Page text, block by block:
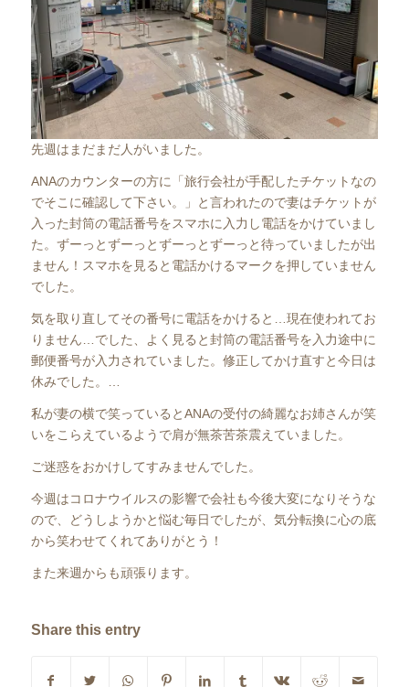
先週はまだまだ人がいました。
ANAのカウンターの方に「旅行会社が手配したチケットなの
でそこに確認して下さい。」と言われたので妻はチケットが
入った封筒の電話番号をスマホに入力し電話をかけていまし
た。ずーっとずーっとずーっとずーっと待っていましたが出
ません！スマホを見ると電話かけるマークを押していません
でした。
気を取り直してその番号に電話をかけると…現在使われてお
りません…でした、よく見ると封筒の電話番号を入力途中に
郵便番号が入力されていました。修正してかけ直すと今日は
休みでした。…
私が妻の横で笑っているとANAの受付の綺麗なお姉さんが笑
いをこらえているようで肩が無茶苦茶震えていました。
ご迷惑をおかけしてすみませんでした。
今週はコロナウイルスの影響で会社も今後大変になりそうな
ので、どうしようかと悩む毎日でしたが、気分転換に心の底
から笑わせてくれてありがとう！
また来週からも頑張ります。
Share this entry